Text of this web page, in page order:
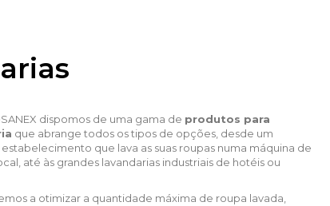
dispomos de uma gama de produtos para
que abrange todos os tipos de opções, desde um
que lava as suas roupas numa máquina de
até às grandes lavandarias industriais de hotéis ou
a otimizar a quantidade máxima de roupa lavada,